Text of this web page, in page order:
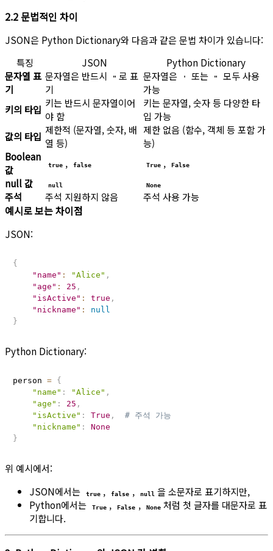
2.2 문법적인 차이
JSON은 Python Dictionary와 다음과 같은 문법 차이가 있습니다:
특징
JSON
Python Dictionary
문자열 표
기
문자열은 반드시 " 로 표
기
문자열은 ' 또는 "
모두 사용
가능
키의 타입 키는 반드시 문자열이어
야 함
키는 문자열, 숫자 등 다양한 타
입 가능
값의 타입 제한적 (문자열, 숫자, 배
열 등)
제한 없음 (함수, 객체 등 포함 가
능)
Boolean
값
true , false True , False
null 값 null None
주석 주석 지원하지 않음 주석 사용 가능
예시로 보는 차이점
JSON:
{
"name" : "Alice" ,
"age" : 25 ,
"isActive" : true ,
"nickname" :
null
}
Python Dictionary:
person =
{
"name" : "Alice" ,
"age" : 25 ,
"isActive" : True ,
# 주석 가능
"nickname" :
None
}
위 예시에서:
JSON에서는
true , false , null 을 소문자로 표기하지만,
Python에서는
True , False , None 처럼 첫 글자를 대문자로 표
기합니다.